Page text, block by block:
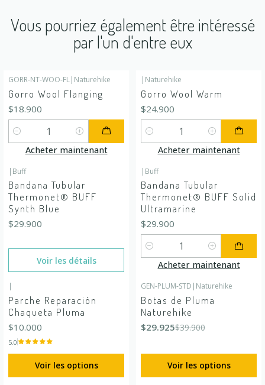
Vous pourriez également être intéressé
par l'un d'entre eux
GORR-NT-WOO-FL| Naturehike
Gorro Wool Flanging
$18.900
Quantité
Acheter maintenant
| Naturehike
Gorro Wool Warm
$24.900
Quantité
Acheter maintenant
| Buff
Bandana Tubular
Thermonet® BUFF
Synth Blue
$29.900
Voir les détails
| Buff
Bandana Tubular
Thermonet® BUFF Solid
Ultramarine
$29.900
Quantité
Acheter maintenant
|
Parche Reparación
Chaqueta Pluma
$10.000
5.0
Voir les options
DÉSACTIVÉ
GEN-PLUM-STD | Naturehike
Botas de Pluma
Naturehike
$29.925$39.900
Voir les options